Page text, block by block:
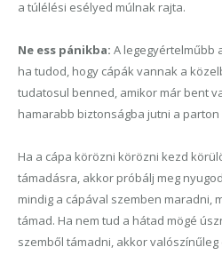
a túlélési esélyed múlnak rajta.
Ne ess pánikba: A legegyértelműbb
ha tudod, hogy cápák vannak a
tudatosul benned, amikor már bent
hamarabb biztonságba jutni a parton
Ha a cápa körözni körözni kezd
támadásra, akkor próbálj meg
mindig a cápával szemben maradni,
támad. Ha nem tud a hátad mögé
szemből támadni, akkor valószínűleg